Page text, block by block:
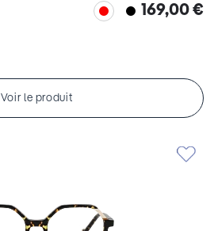
169,00 €
Voir le produit